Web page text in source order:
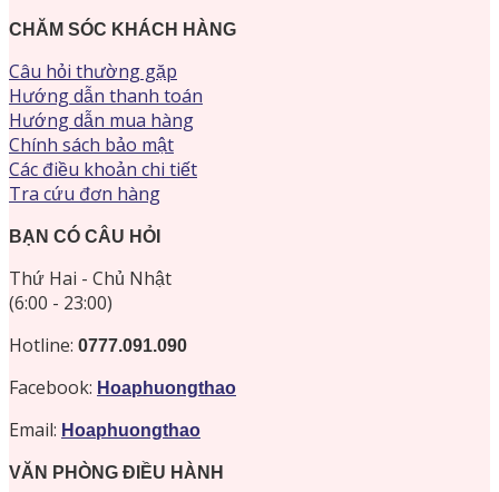
CHĂM SÓC KHÁCH HÀNG
Câu hỏi thường gặp
Hướng dẫn thanh toán
Hướng dẫn mua hàng
Chính sách bảo mật
Các điều khoản chi tiết
Tra cứu đơn hàng
BẠN CÓ CÂU HỎI
Thứ Hai - Chủ Nhật
(6:00 - 23:00)
Hotline: 0777.091.090
Facebook: Hoaphuongthao
Email: Hoaphuongthao
VĂN PHÒNG ĐIỀU HÀNH